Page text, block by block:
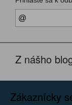
Z nášho
Zákaznícky